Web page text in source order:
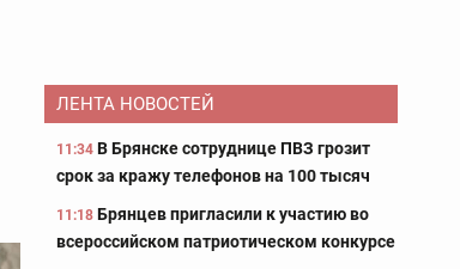
ЛЕНТА НОВОСТЕЙ
11:34 В Брянске сотруднице ПВЗ грозит
срок за кражу телефонов на 100 тысяч
11:18 Брянцев пригласили к участию во
всероссийском патриотическом конкурсе